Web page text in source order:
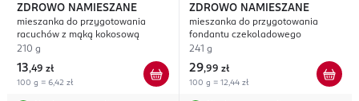
ZDROWO NAMIESZANE
mieszanka do przygotowania
racuchów z mąką kokosową
210 g
13,49 zł
100 g = 6,42 zł
ZDROWO NAMIESZANE
mieszanka do przygotowania
fondantu czekoladowego
241 g
29,99 zł
100 g = 12,44 zł